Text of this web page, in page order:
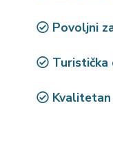
Povoljni
Turistička